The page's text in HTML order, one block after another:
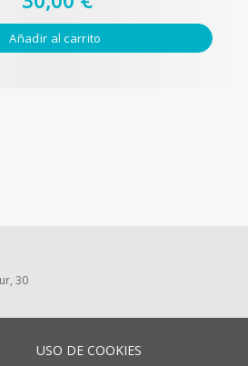
Añadir al carrito
30
USO DE COOKIES